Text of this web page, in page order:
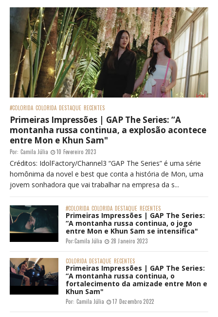
#COLORIDA COLORIDA DESTAQUE RECENTES
Primeiras Impressões | GAP The Series: “A
montanha russa continua, a explosão acontece
entre Mon e Khun Sam"
Por: Camila Júlia 10 Fevereiro 2023
Créditos: IdolFactory/Channel3 “GAP The Series” é uma série
homônima da novel e best que conta a história de Mon, uma
jovem sonhadora que vai trabalhar na empresa da s...
#COLORIDA COLORIDA DESTAQUE RECENTES
Primeiras Impressões | GAP The Series:
“A montanha russa continua, o jogo
entre Mon e Khun Sam se intensifica"
Por:Camila Júlia 28 Janeiro 2023
COLORIDA DESTAQUE RECENTES
Primeiras Impressões | GAP The Series:
“A montanha russa continua, o
fortalecimento da amizade entre Mon e
Khun Sam"
Por: Camila Júlia 17 Dezembro 2022